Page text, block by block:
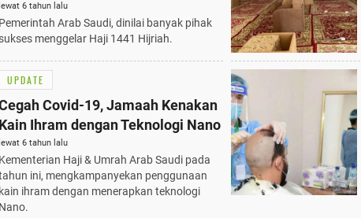
lewat 6 tahun lalu
Pemerintah Arab Saudi, dinilai banyak pihak
sukses menggelar Haji 1441 Hijriah.
UPDATE
Covid-19, Jamaah Kenakan
Kain Ihram dengan Teknologi Nano
lewat 6 tahun lalu
Kementerian Haji & Umrah Arab Saudi pada
ini, mengkampanyekan penggunaan
kain ihram dengan menerapkan teknologi
Nano.